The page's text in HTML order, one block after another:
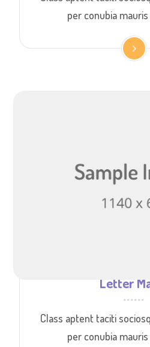
per conubia
Letter
Class aptent taciti
per conubia